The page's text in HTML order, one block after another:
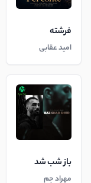
فرشته
امید عقابی
باز شب شد
مهراد جم